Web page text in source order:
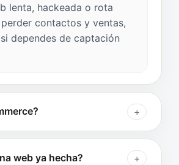
lenta, hackeada o rota
contactos y ventas,
dependes de captación
web ya hecha?